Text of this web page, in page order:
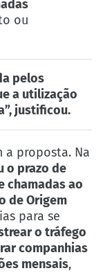
ou
pelos
a utilização
justificou.
a proposta. Na
o prazo de
chamadas ao
de Origem
para se
o tráfego
companhias
mensais,